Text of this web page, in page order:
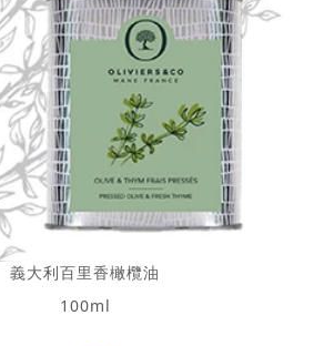
義大利百里香橄欖油
100ml